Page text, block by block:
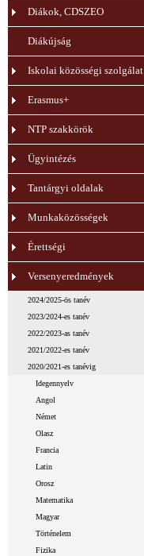
Diákok, CDSZEO
Diákújság
Iskolai közösségi szolgálat
Erasmus+
NTP szakkörök
Ügyintézés
Tantárgyi oldalak
Munkaközösségek
Érettségi
Versenyeredmények
2024/2025-ös tanév
2023/2024-es tanév
2022/2023-as tanév
2021/2022-es tanév
2020/2021-es tanévig
Idegennyelv
Angol
Német
Olasz
Francia
Latin
Orosz
Matematika
Magyar
Történelem
Fizika